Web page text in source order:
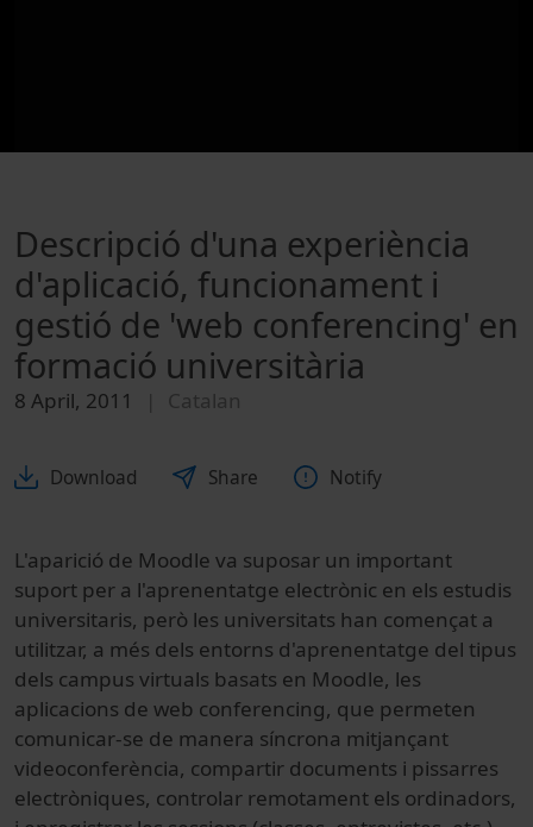
Descripció d'una experiència
d'aplicació, funcionament i
gestió de 'web conferencing' en
formació universitària
8 April, 2011 Catalan
Download Share Notify
L'aparició de Moodle va suposar un important
suport per a l'aprenentatge electrònic en els estudis
universitaris, però les universitats han començat a
utilitzar, a més dels entorns d'aprenentatge del tipus
dels campus virtuals basats en Moodle, les
aplicacions de web conferencing, que permeten
comunicar-se de manera síncrona mitjançant
videoconferència, compartir documents i pissarres
electròniques, controlar remotament els ordinadors,